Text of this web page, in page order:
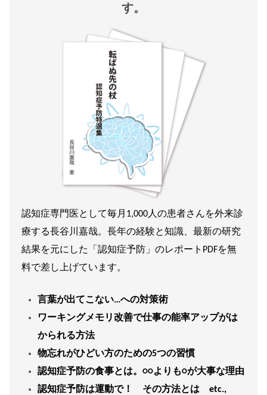
す。
認知症専門医として毎月1,000人の患者さんを外来診
療する長谷川嘉哉。長年の経験と知識、最新の研究
結果を元にした「認知症予防」のレポートPDFを無
料で差し上げています。
言葉が出てこない…への対策術
ワーキングメモリ改善で仕事の能率アップがは
かられる方法
物忘れがひどい方のための5つの習慣
認知症予防の食事とは。○○よりも○が大事な理由
認知症予防は運動で！ その方法とは etc.,